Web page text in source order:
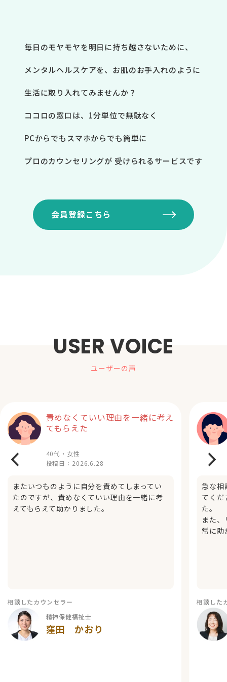
毎日のモヤモヤを明日に持ち越さないために、
メンタルヘルスケアを、お肌のお手入れのように
生活に取り入れてみませんか？
ココロの窓口は、1分単位で無駄なく
PCからでもスマホからでも簡単に
プロのカウンセリングが 受けられるサービスです
会員登録こちら
USER VOICE
ユーザーの声
責めなくていい理由を一緒に考え
てもらえた
40代・女性
投稿日： 2026.6.28
またいつものように自分を責めてしまってい
たのですが、責めなくていい理由を一緒に考
えてもらえて助かりました。
相談したカウンセラー
精神保健福祉士
窪田 かおり
急な相
てくだ
た。
また
常に助
相談した